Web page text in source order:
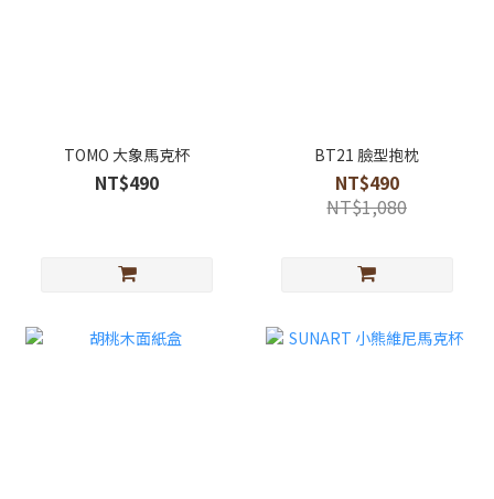
TOMO 大象馬克杯
NT$490
BT21 臉型抱枕
NT$490
NT$1,080